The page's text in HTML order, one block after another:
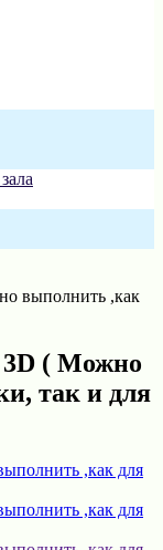
выполнить ,как
3D ( Можно
так и для